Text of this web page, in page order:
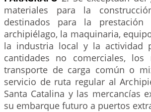
materiales para la
destinados para la
archipiélago, la maquinaria,
la industria local y la actividad
cantidades no comerciales,
transporte de carga común o
servicio de ruta regular al
Santa Catalina y las mercancías
su embarque futuro a puertos